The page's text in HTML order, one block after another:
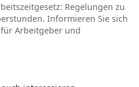
Regelungen zu
Informieren Sie sich
Arbeitgeber und